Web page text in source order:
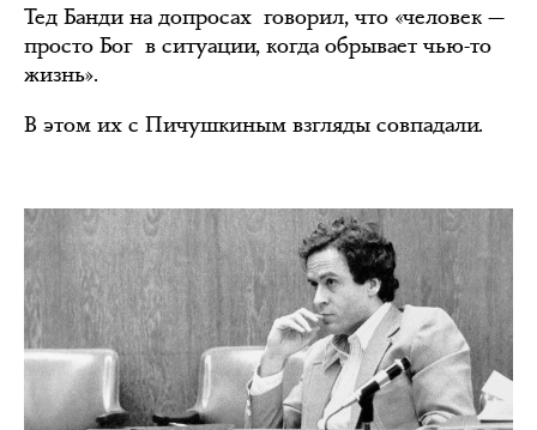
Тед Банди на допросах говорил, что «человек —
просто Бог в ситуации, когда обрывает чью-то
жизнь».
В этом их с Пичушкиным взгляды совпадали.